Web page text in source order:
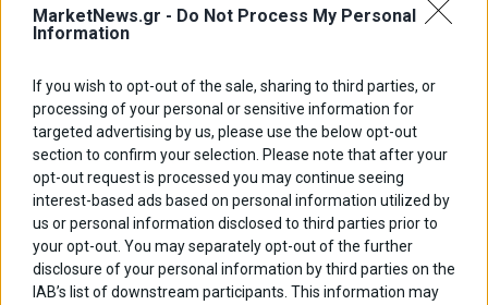
MarketNews.gr - Do Not Process My Personal
Information
If you wish to opt-out of the sale, sharing to third parties, or
processing of your personal or sensitive information for
targeted advertising by us, please use the below opt-out
section to confirm your selection. Please note that after your
opt-out request is processed you may continue seeing
interest-based ads based on personal information utilized by
us or personal information disclosed to third parties prior to
your opt-out. You may separately opt-out of the further
disclosure of your personal information by third parties on the
IAB’s list of downstream participants. This information may
Γεροβασίλη
Την ανεξαρτητοποίησή της από τον ΣΥΡΙΖΑ ανακοίνωσε σήμερα η
Όλγα Γεροβασίλη.
17 Ιουλίου 2026 Ελλάδα · Πολιτική